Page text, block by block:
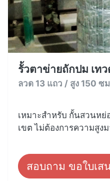
รั้วตาข่ายถักปม เท
ลวด 13 แถว / สูง 150 ซ
เหมาะสำหรับ กั้นสวนหย่
เขต ไม่ต้องการความสูง
สอบถาม ขอใบเส